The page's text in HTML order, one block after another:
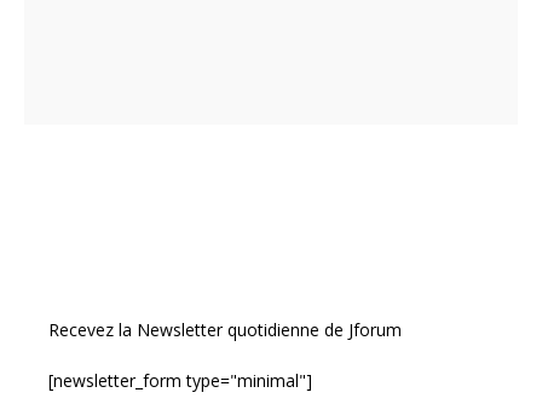
Recevez la Newsletter quotidienne de Jforum
[newsletter_form type="minimal"]